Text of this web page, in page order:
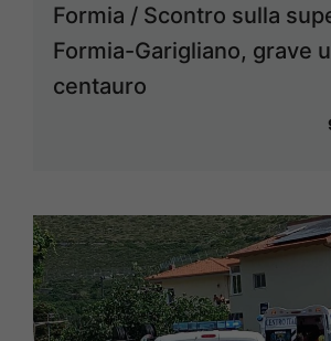
Formia / Scontro sulla
Formia-Garigliano, grave
centauro